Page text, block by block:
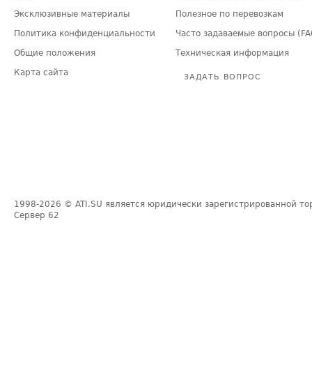
Эксклюзивные материалы
Политика конфиденциальности
Общие положения
Карта сайта
Полезное по перевозкам
Часто задаваемые вопросы
Техническая информация
ЗАДАТЬ ВОПРОС
1998-2026 © ATI.SU является юридически зарегистрированной
Сервер 62